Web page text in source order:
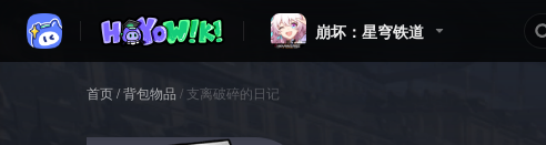
崩坏：星穹铁道
首页/背包物品 / 支离破碎的日记